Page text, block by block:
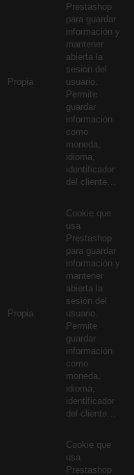
Propia
Prestashop
para guardar
información y
mantener
abierta la
sesión del
usuario.
Permite
guardar
información
como
moneda,
idioma,
identificador
del cliente…
Propia
Cookie que
usa
Prestashop
para guardar
información y
mantener
abierta la
sesión del
usuario.
Permite
guardar
información
como
moneda,
idioma,
identificador
del cliente…
Cookie que
usa
Prestashop